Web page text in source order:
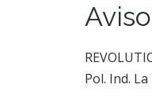
Pol. Ind.